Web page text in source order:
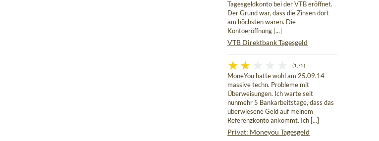
Tagesgeldkonto bei der VTB eröffnet.
Der Grund war, dass die Zinsen dort
am höchsten waren. Die
Kontoeröffnung [...]
VTB Direktbank Tagesgeld
(1,75)
MoneYou hatte wohl am 25.09.14
massive techn. Probleme mit
Überweisungen. Ich warte seit
nunmehr 5 Bankarbeitstage, dass das
überwiesene Geld auf meinem
Referenzkonto ankommt. Ich [...]
Privat: Moneyou Tagesgeld